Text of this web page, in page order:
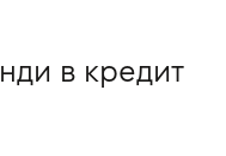
в кредит